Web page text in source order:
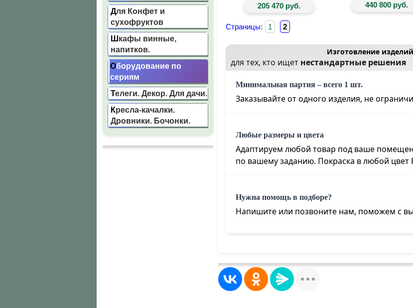
Для Конфет и
сухофруктов
Шкафы винные,
напитков.
Оборудование по
сериям
Телеги. Декор. Для дачи.
Кресла-качалки.
Дровники. Бочонки.
205 470 руб. 440 800 руб.
Страницы: 1 2
Изготовление
для тех, кто ищет нестандартные решения
Минимальная партия – всего 1 шт.
Заказывайте от одного изделия, не
Любые размеры и цвета
Адаптируем любой товар под ваше
по вашему заданию. Покраска в любой цвет
Нужна помощь в подборе?
Напишите или позвоните нам, поможем с